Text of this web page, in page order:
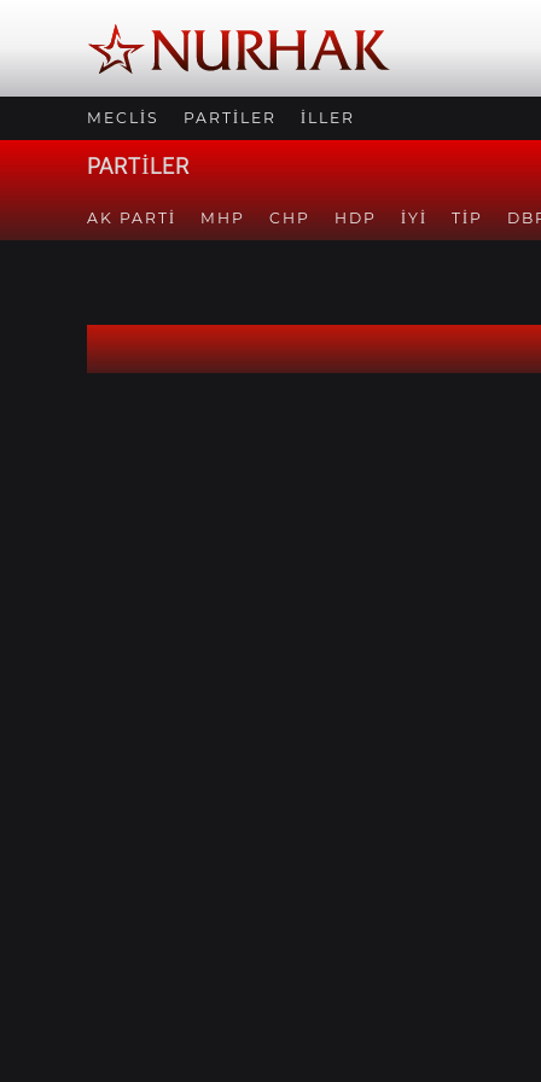
MECLİS PARTİLER İLLER
PARTİLER
AK PARTI MHP CHP HDP İYİ TİP